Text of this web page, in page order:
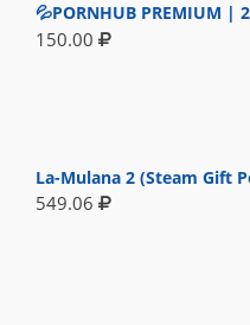
💦PORNHUB PREMIUM |
150.00
La-Mulana 2 (Steam Gift
549.06